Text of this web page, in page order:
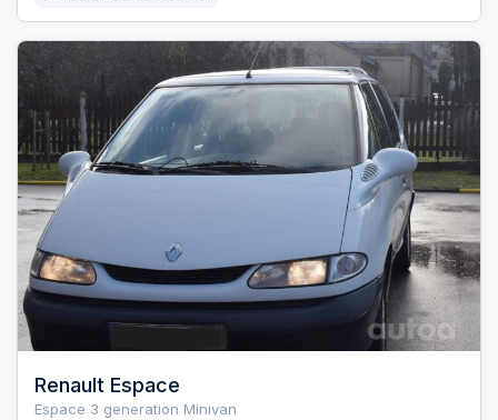
Renault Espace
Espace 3 generation Minivan